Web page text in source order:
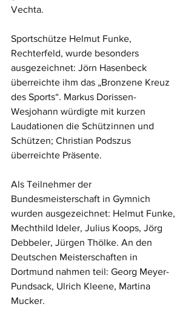
Vechta.
Sportschütze Helmut Funke,
Rechterfeld, wurde besonders
ausgezeichnet: Jörn Hasenbeck
überreichte ihm das „Bronzene Kreuz
des Sports“. Markus Dorissen-
Wesjohann würdigte mit kurzen
Laudationen die Schützinnen und
Schützen; Christian Podszus
überreichte Präsente.
Als Teilnehmer der
Bundesmeisterschaft in Gymnich
wurden ausgezeichnet: Helmut Funke,
Mechthild Ideler, Julius Koops, Jörg
Debbeler, Jürgen Thölke. An den
Deutschen Meisterschaften in
Dortmund nahmen teil: Georg Meyer-
Pundsack, Ulrich Kleene, Martina
Mucker.